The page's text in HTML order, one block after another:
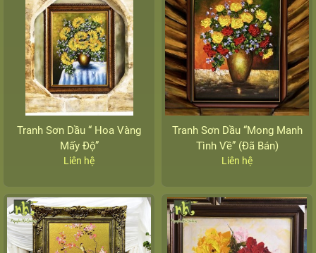
Tranh Sơn Dầu “ Hoa Vàng
Mấy Độ”
Liên hệ
Tranh Sơn Dầu “Mong Manh
Tình Về” (Đã Bán)
Liên hệ